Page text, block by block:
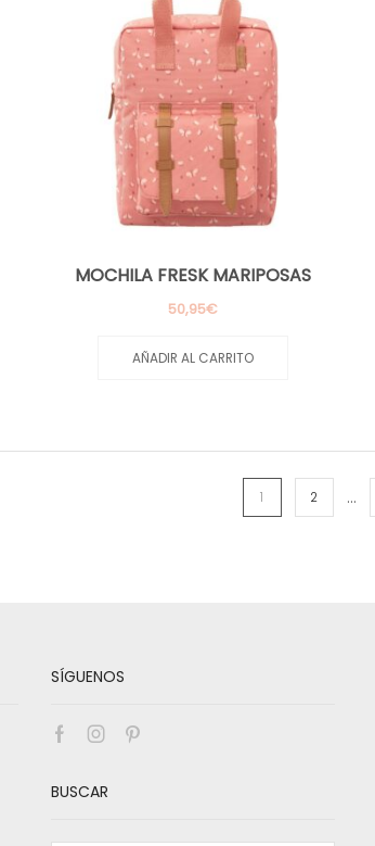
MOCHILA FRESK MARIPOSAS
50,95€
AÑADIR AL CARRITO
1 2 …
SÍGUENOS
Facebook
Instagram
Pinterest
BUSCAR